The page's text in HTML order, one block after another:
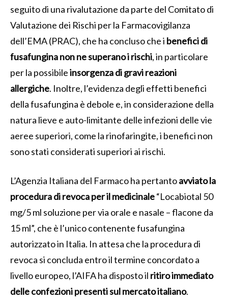
seguito di una rivalutazione da parte del Comitato di
Valutazione dei Rischi per la Farmacovigilanza
dell’EMA (PRAC), che ha concluso che i benefici di
fusafungina non ne superano i rischi, in particolare
per la possibileinsorgenza di gravi reazioni
allergiche. Inoltre, l’evidenza degli effetti benefici
della fusafungina è debole e, in considerazione della
natura lieve e auto-limitante delle infezioni delle vie
aeree superiori, come la rinofaringite, i benefici non
sono stati considerati superiori ai rischi.
L’Agenzia Italiana del Farmaco ha pertantoavviato la
procedura di revoca per il medicinale“Locabiotal 50
mg/5 ml soluzione per via orale e nasale – flacone da
15 ml”, che è l’unico contenente fusafungina
autorizzato in Italia. In attesa che la procedura di
revoca si concluda entro il termine concordato a
livello europeo, l’AIFA ha disposto il ritiro immediato
delle confezioni presenti sul mercato italiano.